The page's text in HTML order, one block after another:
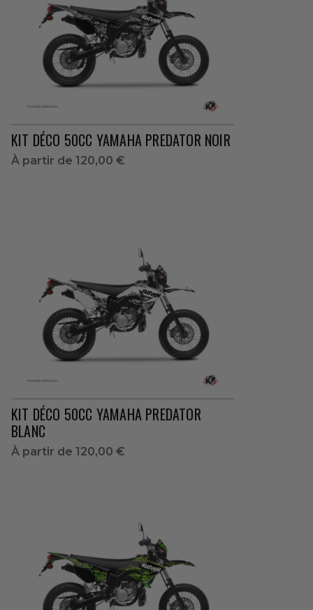
KIT DÉCO 50CC YAMAHA PREDATOR NOIR
À partir de 120,00 €
KIT DÉCO 50CC YAMAHA PREDATOR
BLANC
À partir de 120,00 €